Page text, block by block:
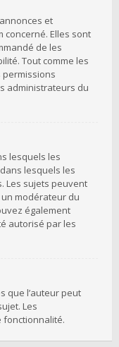
et
concerné. Elles sont
de les
Tout comme les
permissions
administrateurs du
lesquels les
lesquels les
Les sujets peuvent
modérateur du
également
autorisé par les
que l’auteur peut
Les
fonctionnalité.